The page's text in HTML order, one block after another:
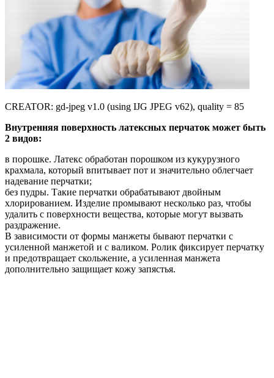
CREATOR: gd-jpeg v1.0 (using IJG JPEG v62), quality = 85
Внутренняя поверхность латексных перчаток может быть
2 видов:
в порошке. Латекс обработан порошком из кукурузного
крахмала, который впитывает пот и значительно облегчает
надевание перчатки;
без пудры. Такие перчатки обрабатывают двойным
хлорированием. Изделие промывают несколько раз, чтобы
удалить с поверхности вещества, которые могут вызвать
раздражение.
В зависимости от формы манжеты бывают перчатки с
усиленной манжетой и с валиком. Ролик фиксирует перчатку
и предотвращает скольжение, а усиленная манжета
дополнительно защищает кожу запястья.